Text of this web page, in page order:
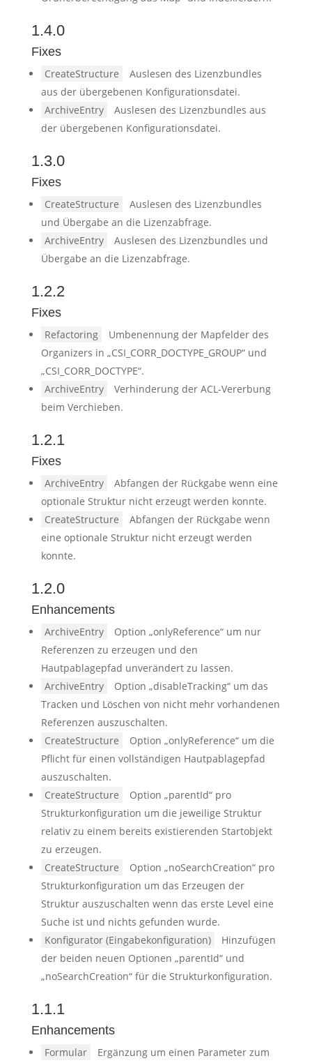
1.4.0
Fixes
CreateStructure
Auslesen des Lizenzbundles
aus der übergebenen Konfigurationsdatei.
ArchiveEntry
Auslesen des Lizenzbundles aus
der übergebenen Konfigurationsdatei.
1.3.0
Fixes
CreateStructure
Auslesen des Lizenzbundles
und Übergabe an die Lizenzabfrage.
ArchiveEntry
Auslesen des Lizenzbundles und
Übergabe an die Lizenzabfrage.
1.2.2
Fixes
Refactoring
Umbenennung der Mapfelder des
Organizers in „CSI_CORR_DOCTYPE_GROUP“ und
„CSI_CORR_DOCTYPE“.
ArchiveEntry
Verhinderung der ACL-Vererbung
beim Verchieben.
1.2.1
Fixes
ArchiveEntry
Abfangen der Rückgabe wenn eine
optionale Struktur nicht erzeugt werden konnte.
CreateStructure
Abfangen der Rückgabe wenn
eine optionale Struktur nicht erzeugt werden
konnte.
1.2.0
Enhancements
ArchiveEntry
Option „onlyReference“ um nur
Referenzen zu erzeugen und den
Hautpablagepfad unverändert zu lassen.
ArchiveEntry
Option „disableTracking“ um das
Tracken und Löschen von nicht mehr vorhandenen
Referenzen auszuschalten.
CreateStructure
Option „onlyReference“ um die
Pflicht für einen vollständigen Hautpablagepfad
auszuschalten.
CreateStructure
Option „parentId“ pro
Strukturkonfiguration um die jeweilige Struktur
relativ zu einem bereits existierenden Startobjekt
zu erzeugen.
CreateStructure
Option „noSearchCreation“ pro
Strukturkonfiguration um das Erzeugen der
Struktur auszuschalten wenn das erste Level eine
Suche ist und nichts gefunden wurde.
Konfigurator (Eingabekonfiguration)
Hinzufügen
der beiden neuen Optionen „parentId“ und
„noSearchCreation“ für die Strukturkonfiguration.
1.1.1
Enhancements
Formular
Ergänzung um einen Parameter zum